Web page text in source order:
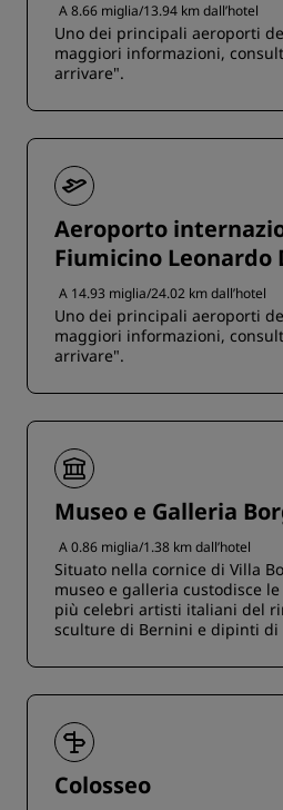
A 8.66 miglia/13.94 km dall’hotel
Uno dei principali aeroporti
maggiori informazioni,
arrivare".
Aeroporto
Fiumicino Leonardo
A 14.93 miglia/24.02 km dall’hotel
Uno dei principali aeroporti
maggiori informazioni,
arrivare".
Museo e Galleria
A 0.86 miglia/1.38 km dall’hotel
Situato nella cornice di Villa
museo e galleria custodisce
più celebri artisti italiani del
sculture di Bernini e dipinti di
Colosseo